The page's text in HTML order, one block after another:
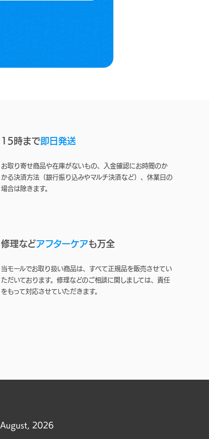
15時まで即日発送
お取り寄せ商品や在庫がないもの、入金確認にお時間のか
かる決済方法（銀行振り込みやマルチ決済など）、休業日の
場合は除きます。
修理などアフターケアも万全
当モールでお取り扱い商品は、すべて正規品を販売させてい
ただいております。修理などのご相談に関しましては、責任
をもって対応させていただきます。
August, 2026